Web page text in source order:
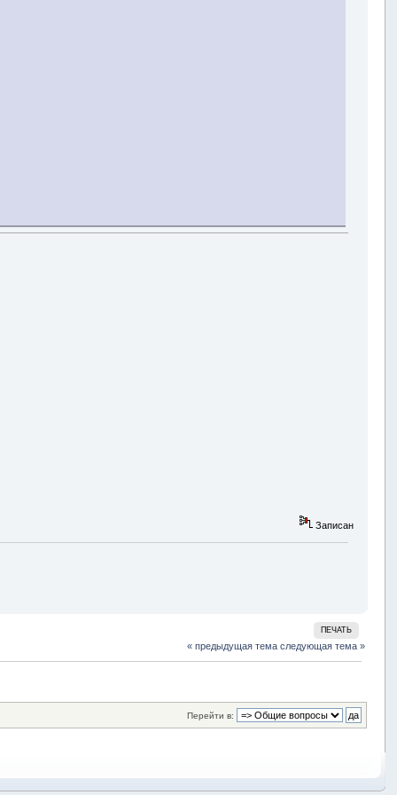
Записан
ПЕЧАТЬ
« предыдущая тема следующая тема »
Перейти в: